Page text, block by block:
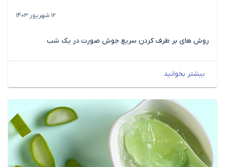
12 شهریور 1403
روش های بر طرف کردن سریع جوش صورت در یک شب
بیشتر بخوانید